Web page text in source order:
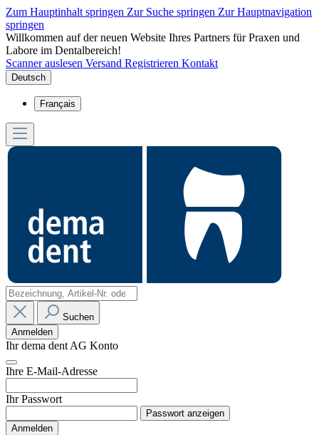
Zum Hauptinhalt springen Zur Suche springen Zur Hauptnavigation
springen
Willkommen auf der neuen Website Ihres Partners für Praxen und
Labore im Dentalbereich!
Scanner auslesen Versand Registrieren Kontakt
Deutsch
Français
Suchen
Anmelden
Ihr dema dent AG Konto
Ihre E-Mail-Adresse
Ihr Passwort
Passwort anzeigen
Anmelden